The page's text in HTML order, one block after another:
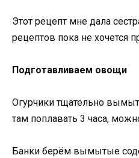
Этот рецепт мне дала
рецептов пока не хочется
Подготавливаем овощи
Огурчики тщательно
там поплавать 3 часа,
Банки берём вымытые